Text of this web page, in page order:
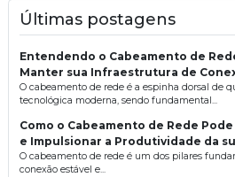
Últimas postagens
Entendendo o Cabeamento de
Manter sua Infraestrutura de
O cabeamento de rede é a espinha dorsal de
tecnológica moderna, sendo fundamental...
Como o Cabeamento de Rede
e Impulsionar a Produtividade da
O cabeamento de rede é um dos pilares
conexão estável e...